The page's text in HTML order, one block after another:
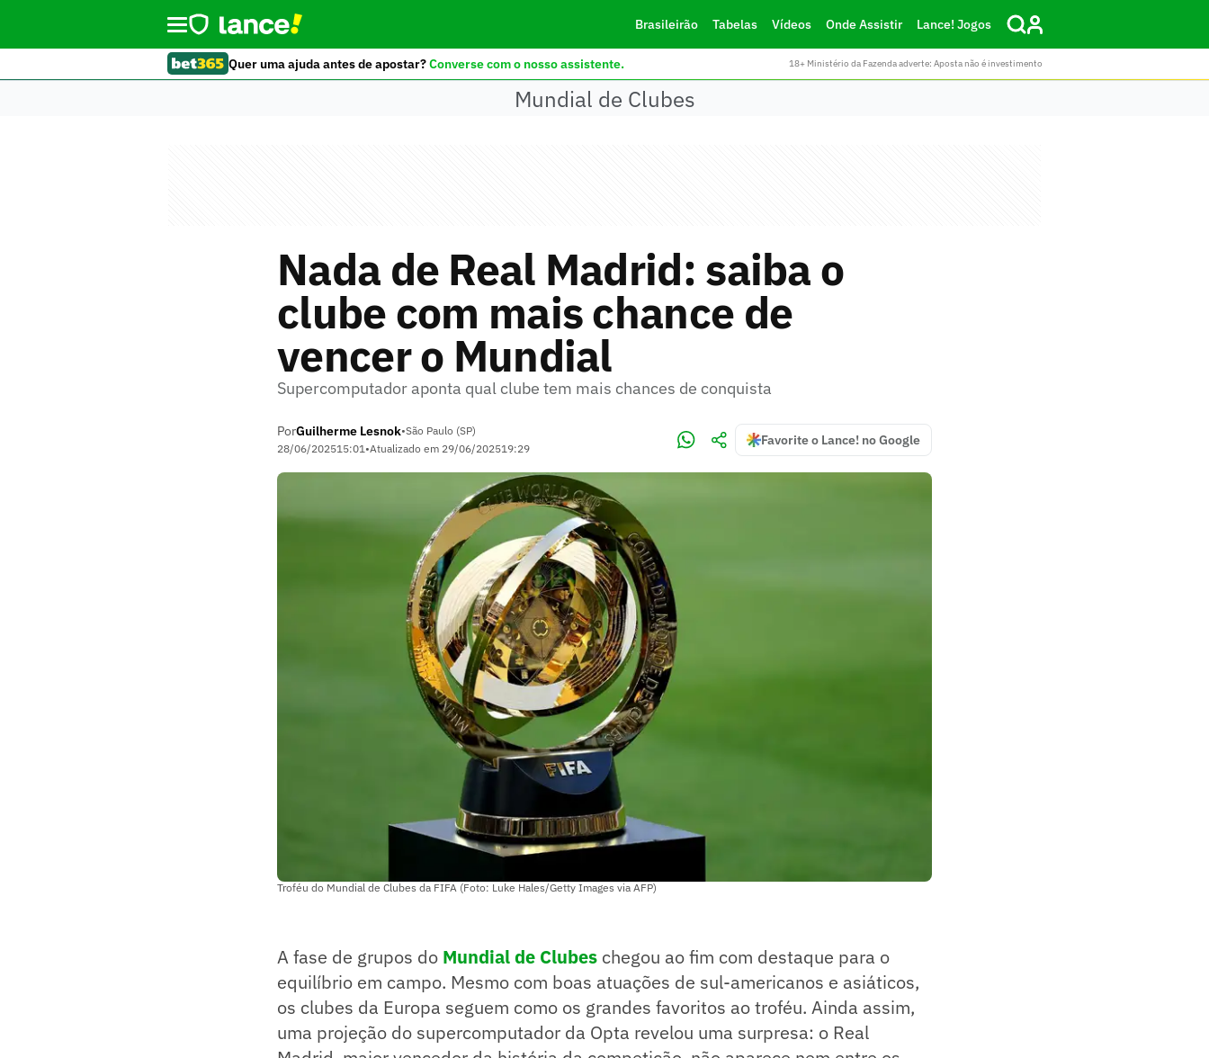
Brasileirão Tabelas Vídeos Onde Assistir Lance! Jogos
Quer uma ajuda antes de apostar?Converse com o nosso assistente. 18+ Ministério da Fazenda adverte: Aposta não é investimento
Mundial de Clubes
Nada de Real Madrid: saiba o
clube com mais chance de
vencer o Mundial
Supercomputador aponta qual clube tem mais chances de conquista
PorGuilherme Lesnok•São Paulo (SP)
28/06/202515:01•Atualizado em 29/06/202519:29
Favorite o Lance! no Google
Troféu do Mundial de Clubes da FIFA (Foto: Luke Hales/Getty Images via AFP)
A fase de grupos do Mundial de Clubes chegou ao fim com destaque para o
equilíbrio em campo. Mesmo com boas atuações de sul-americanos e asiáticos,
os clubes da Europa seguem como os grandes favoritos ao troféu. Ainda assim,
uma projeção do supercomputador da Opta revelou uma surpresa: o Real